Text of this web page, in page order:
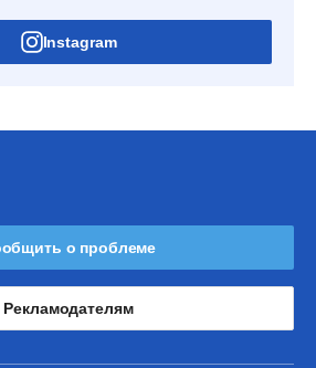
Instagram
о проблеме
Рекламодателям